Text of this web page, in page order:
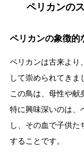
ペリカンの
ペリカンの象徴的
ペリカンは古来より
して崇められてきま
この鳥は、母性や献
特に興味深いのは、
し、その血で子供た
することです。